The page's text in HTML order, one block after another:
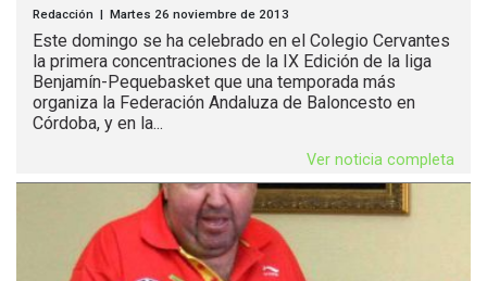
Redacción | Martes 26 noviembre de 2013
Este domingo se ha celebrado en el Colegio Cervantes
la primera concentraciones de la IX Edición de la liga
Benjamín-Pequebasket que una temporada más
organiza la Federación Andaluza de Baloncesto en
Córdoba, y en la...
Ver noticia completa